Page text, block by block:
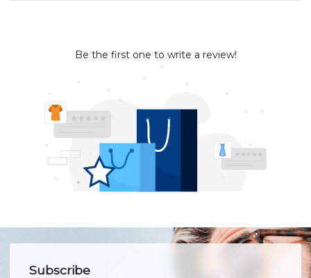
Be the first one to write a review!
Subscribe